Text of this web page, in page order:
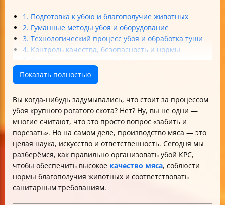
1. Подготовка к убою и благополучие животных
2. Гуманные методы убоя и оборудование
3. Технологический процесс убоя и обработка туши
4. Контроль качества, безопасность и нормы
6. Модернизация и автоматизация
Итог: Как делать правильно?
Показать полностью
Вы когда-нибудь задумывались, что стоит за процессом
убоя крупного рогатого скота? Нет? Ну, вы не одни —
многие считают, что это просто вопрос «забить и
порезать». Но на самом деле, производство мяса — это
целая наука, искусство и ответственность. Сегодня мы
разберёмся, как правильно организовать убой КРС,
чтобы обеспечить высокое качество мяса, соблюсти
нормы благополучия животных и соответствовать
санитарным требованиям.